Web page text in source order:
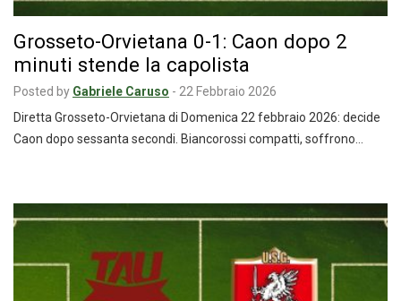
Grosseto-Orvietana 0-1: Caon dopo 2
minuti stende la capolista
Posted by Gabriele Caruso - 22 Febbraio 2026
Diretta Grosseto-Orvietana di Domenica 22 febbraio 2026: decide
Caon dopo sessanta secondi. Biancorossi compatti, soffrono…